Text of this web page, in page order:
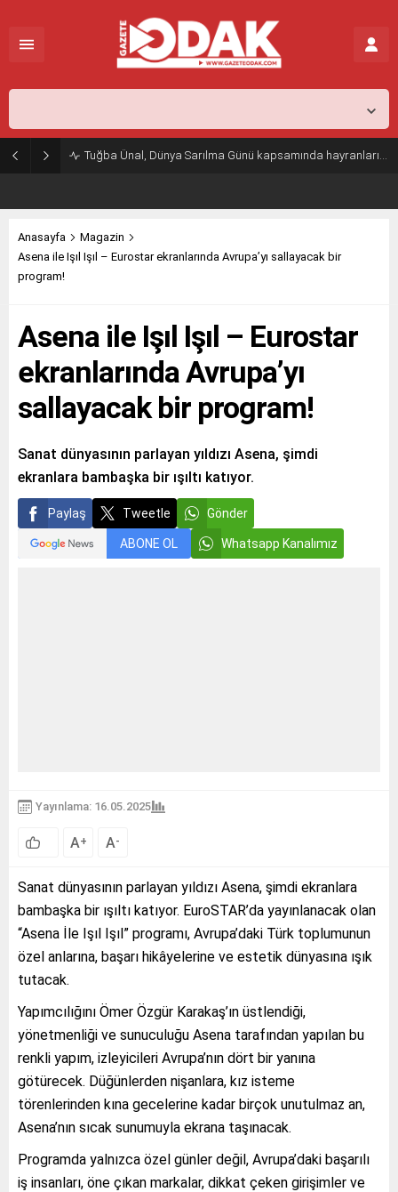
Tuğba Ünal, Dünya Sarılma Günü kapsamında hayranlarıyla buluştu
Anasayfa
Magazin
Asena ile Işıl Işıl – Eurostar ekranlarında Avrupa’yı sallayacak bir
program!
Asena ile Işıl Işıl – Eurostar
ekranlarında Avrupa’yı
sallayacak bir program!
Sanat dünyasının parlayan yıldızı Asena, şimdi
ekranlara bambaşka bir ışıltı katıyor.
Paylaş Tweetle Gönder
ABONE OL Whatsapp Kanalımız
Yayınlama: 16.05.2025
A+ A-
Sanat dünyasının parlayan yıldızı Asena, şimdi ekranlara
bambaşka bir ışıltı katıyor. EuroSTAR’da yayınlanacak olan
“Asena İle Işıl Işıl” programı, Avrupa’daki Türk toplumunun
özel anlarına, başarı hikâyelerine ve estetik dünyasına ışık
tutacak.
Yapımcılığını Ömer Özgür Karakaş’ın üstlendiği,
yönetmenliği ve sunuculuğu Asena tarafından yapılan bu
renkli yapım, izleyicileri Avrupa’nın dört bir yanına
götürecek. Düğünlerden nişanlara, kız isteme
törenlerinden kına gecelerine kadar birçok unutulmaz an,
Asena’nın sıcak sunumuyla ekrana taşınacak.
Programda yalnızca özel günler değil, Avrupa’daki başarılı
iş insanları, öne çıkan markalar, dikkat çeken girişimler ve